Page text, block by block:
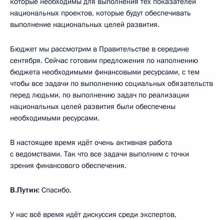
национальных проектов, которые будут обеспечивать
выполнение национальных целей развития.
Бюджет мы рассмотрим в Правительстве в середине
сентября. Сейчас готовим предложения по наполнению
бюджета необходимыми финансовыми ресурсами, с тем
чтобы все задачи по выполнению социальных обязательств
перед людьми, по выполнению задач по реализации
национальных целей развития были обеспечены
необходимыми ресурсами.
В настоящее время идёт очень активная работа
с ведомствами. Так что все задачи выполним с точки
зрения финансового обеспечения.
В.Путин: Спасибо.
У нас всё время идёт дискуссия среди экспертов,